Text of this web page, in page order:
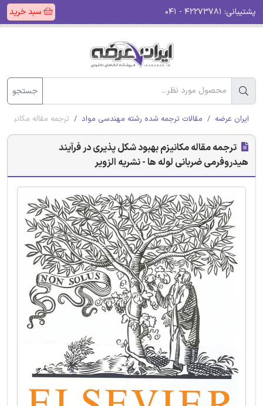
پشتیبانی: سبد خرید
جستجو
ایران عرضه مقالات ترجمه شده رشته مهندسی مواد ترجمه مقاله مکانیزم
ترجمه مقاله مکانیزم بهبود شکل پذیری در فرآیند
هیدروفرمی ضربانی لوله ها - نشریه الزویر